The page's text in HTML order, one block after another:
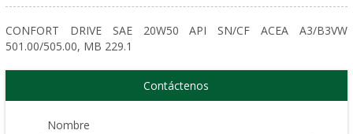
CONFORT DRIVE SAE 20W50 API SN/CF ACEA A3/B3VW
501.00/505.00, MB 229.1
Contáctenos
Nombre